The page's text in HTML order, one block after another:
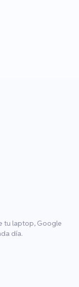
tu laptop, Google
día.